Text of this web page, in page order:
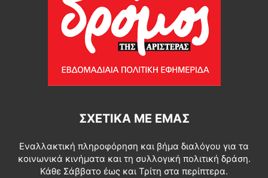
ΣΧΕΤΙΚΆ ΜΕ ΕΜΆΣ
Εναλλακτική πληροφόρηση και βήμα διαλόγου για τα
κοινωνικά κινήματα και τη συλλογική πολιτική δράση.
Κάθε Σάββατο έως και Τρίτη στα περίπτερα.